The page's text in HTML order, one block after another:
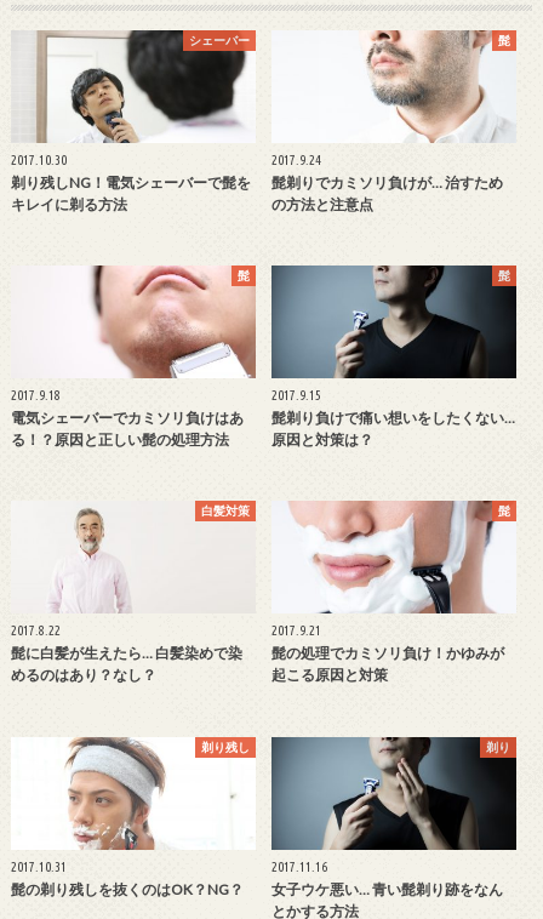
シェーバー
2017.10.30
剃り残しNG！電気シェーバーで髭を
キレイに剃る方法
髭
2017.9.24
髭剃りでカミソリ負けが… 治すため
の方法と注意点
髭
2017.9.18
電気シェーバーでカミソリ負けはあ
る！？原因と正しい髭の処理方法
髭
2017.9.15
髭剃り負けで痛い想いをしたくない…
原因と対策は？
白髪対策
2017.8.22
髭に白髪が生えたら… 白髪染めで染
めるのはあり？なし？
髭
2017.9.21
髭の処理でカミソリ負け！かゆみが
起こる原因と対策
剃り残し
2017.10.31
髭の剃り残しを抜くのはOK？NG？
剃り
2017.11.16
女子ウケ悪い… 青い髭剃り跡をなん
とかする方法